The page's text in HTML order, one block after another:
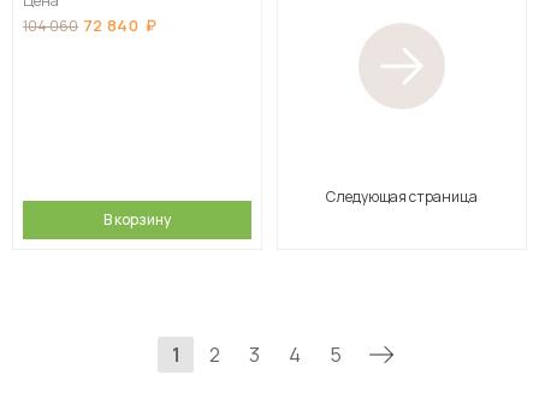
104 060 72 840
В корзину
Следующая страница
1 2 3 4 5